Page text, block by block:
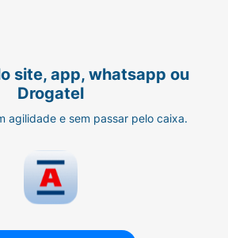
PEG-12, Cellulose
de Sódio, CI 16035/Corante
129, CI 42090/Corante Azul
Limonene/Limoneno,
Sorbitol, Aqua, Hydrated
Sulfate, PEG-12,
Aroma, Sodium Saccharin,
CI 16035, CI 42090,
Eugenol.
site, app, whatsapp ou
Drogatel
agilidade e sem passar pelo caixa.